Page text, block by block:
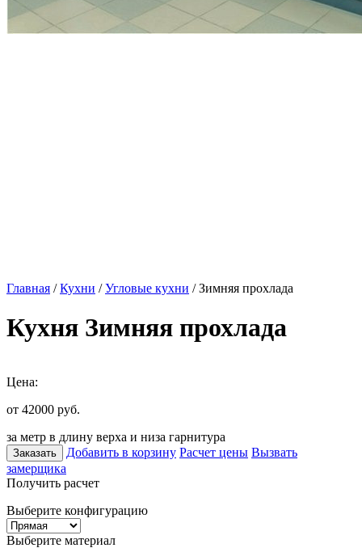
Главная /Кухни /Угловые кухни / Зимняя прохлада
Кухня Зимняя прохлада
Цена:
от 42000 руб.
за метр в длину верха и низа гарнитура
Заказать Добавить в корзину Расчет цены Вызвать
замерщика
Получить расчет
Выберите конфигурацию
Выберите материал